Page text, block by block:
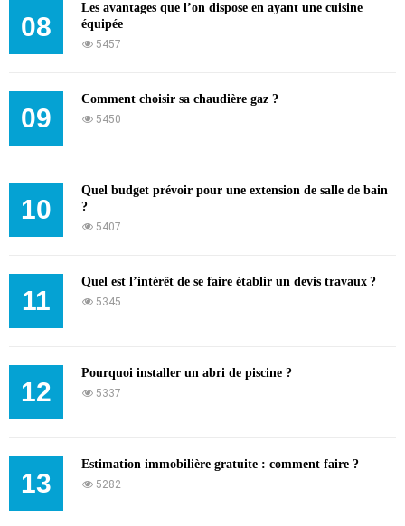
08
Les avantages que l’on dispose en ayant une cuisine
équipée
5457
09
Comment choisir sa chaudière gaz ?
5450
10
Quel budget prévoir pour une extension de salle de bain
?
5407
11
Quel est l’intérêt de se faire établir un devis travaux ?
5345
12
Pourquoi installer un abri de piscine ?
5337
13
Estimation immobilière gratuite : comment faire ?
5282